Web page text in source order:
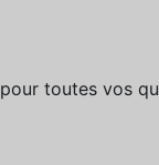
toutes vos